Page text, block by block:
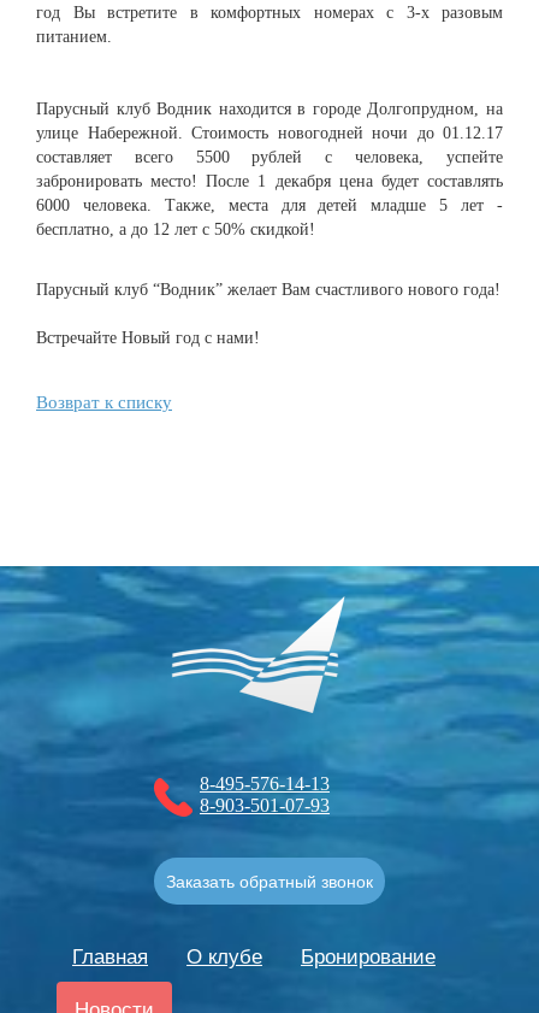
год Вы встретите в комфортных номерах с 3-х разовым
питанием.
Парусный клуб Водник находится в городе Долгопрудном, на
улице Набережной. Стоимость новогодней ночи до 01.12.17
составляет всего 5500 рублей с человека, успейте
забронировать место! После 1 декабря цена будет составлять
6000 человека. Также, места для детей младше 5 лет -
бесплатно, а до 12 лет с 50% скидкой!
Парусный клуб “Водник” желает Вам счастливого нового года!
Встречайте Новый год с нами!
Возврат к списку
Главная О клубе
Бронирование
8-495-576-14-13
8-903-501-07-93
Заказать обратный звонок